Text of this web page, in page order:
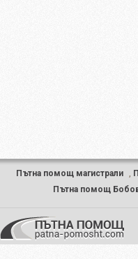
Пътна помощ магистрали ,
Пътна помощ